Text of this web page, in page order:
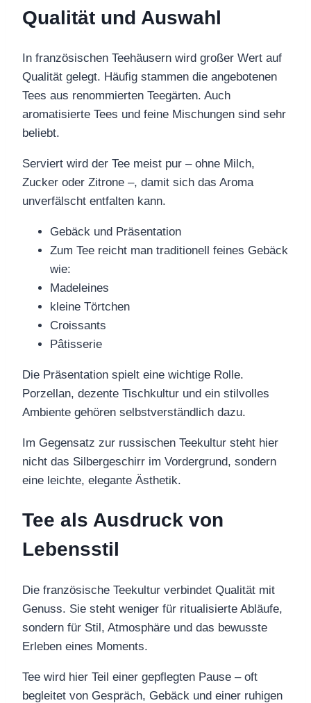
Qualität und Auswahl
In französischen Teehäusern wird großer Wert auf
Qualität gelegt. Häufig stammen die angebotenen
Tees aus renommierten Teegärten. Auch
aromatisierte Tees und feine Mischungen sind sehr
beliebt.
Serviert wird der Tee meist pur – ohne Milch,
Zucker oder Zitrone –, damit sich das Aroma
unverfälscht entfalten kann.
Gebäck und Präsentation
Zum Tee reicht man traditionell feines Gebäck
wie:
Madeleines
kleine Törtchen
Croissants
Pâtisserie
Die Präsentation spielt eine wichtige Rolle.
Porzellan, dezente Tischkultur und ein stilvolles
Ambiente gehören selbstverständlich dazu.
Im Gegensatz zur russischen Teekultur steht hier
nicht das Silbergeschirr im Vordergrund, sondern
eine leichte, elegante Ästhetik.
Tee als Ausdruck von
Lebensstil
Die französische Teekultur verbindet Qualität mit
Genuss. Sie steht weniger für ritualisierte Abläufe,
sondern für Stil, Atmosphäre und das bewusste
Erleben eines Moments.
Tee wird hier Teil einer gepflegten Pause – oft
begleitet von Gespräch, Gebäck und einer ruhigen